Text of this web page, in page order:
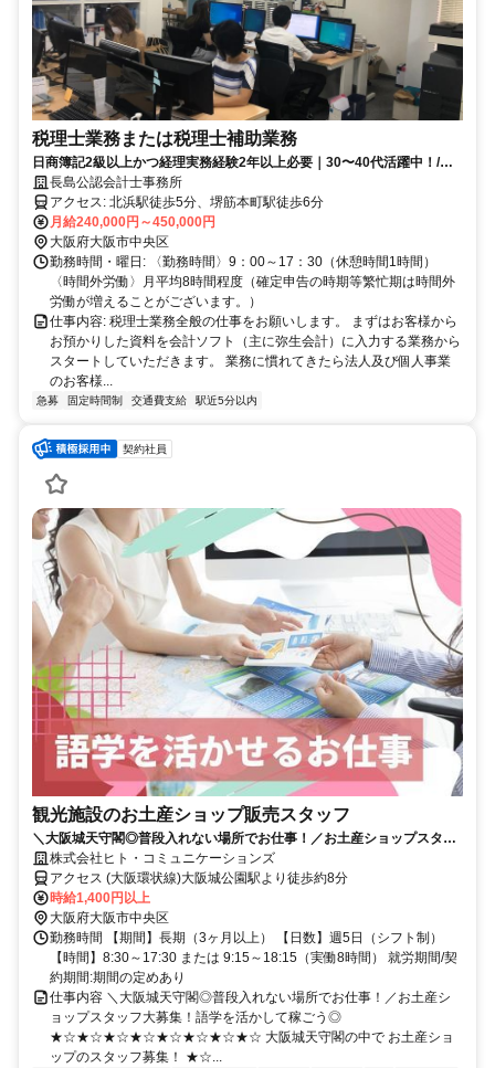
税理士業務または税理士補助業務
日商簿記2級以上かつ経理実務経験2年以上必要｜30〜40代活躍中！/土
日祝休み/繁忙期でも残業少ない/北浜駅近い
長島公認会計士事務所
アクセス: 北浜駅徒歩5分、堺筋本町駅徒歩6分
月給240,000円～450,000円
大阪府大阪市中央区
勤務時間・曜日: 〈勤務時間〉9：00～17：30（休憩時間1時間）
〈時間外労働〉月平均8時間程度（確定申告の時期等繁忙期は時間外
労働が増えることがございます。）
仕事内容: 税理士業務全般の仕事をお願いします。 まずはお客様から
お預かりした資料を会計ソフト（主に弥生会計）に入力する業務から
スタートしていただきます。 業務に慣れてきたら法人及び個人事業
のお客様...
急募 固定時間制 交通費支給 駅近5分以内
契約社員
観光施設のお土産ショップ販売スタッフ
＼大阪城天守閣◎普段入れない場所でお仕事！／お土産ショップスタッ
フ大募集！語学を活かして稼ごう◎
株式会社ヒト・コミュニケーションズ
アクセス (大阪環状線)大阪城公園駅より徒歩約8分
時給1,400円以上
大阪府大阪市中央区
勤務時間 【期間】長期（3ヶ月以上） 【日数】週5日（シフト制）
【時間】8:30～17:30 または 9:15～18:15（実働8時間） 就労期間/契
約期間:期間の定めあり
仕事内容 ＼大阪城天守閣◎普段入れない場所でお仕事！／お土産シ
ョップスタッフ大募集！語学を活かして稼ごう◎
★☆★☆★☆★☆★☆★☆★☆★☆ 大阪城天守閣の中で お土産ショ
ップのスタッフ募集！ ★☆...